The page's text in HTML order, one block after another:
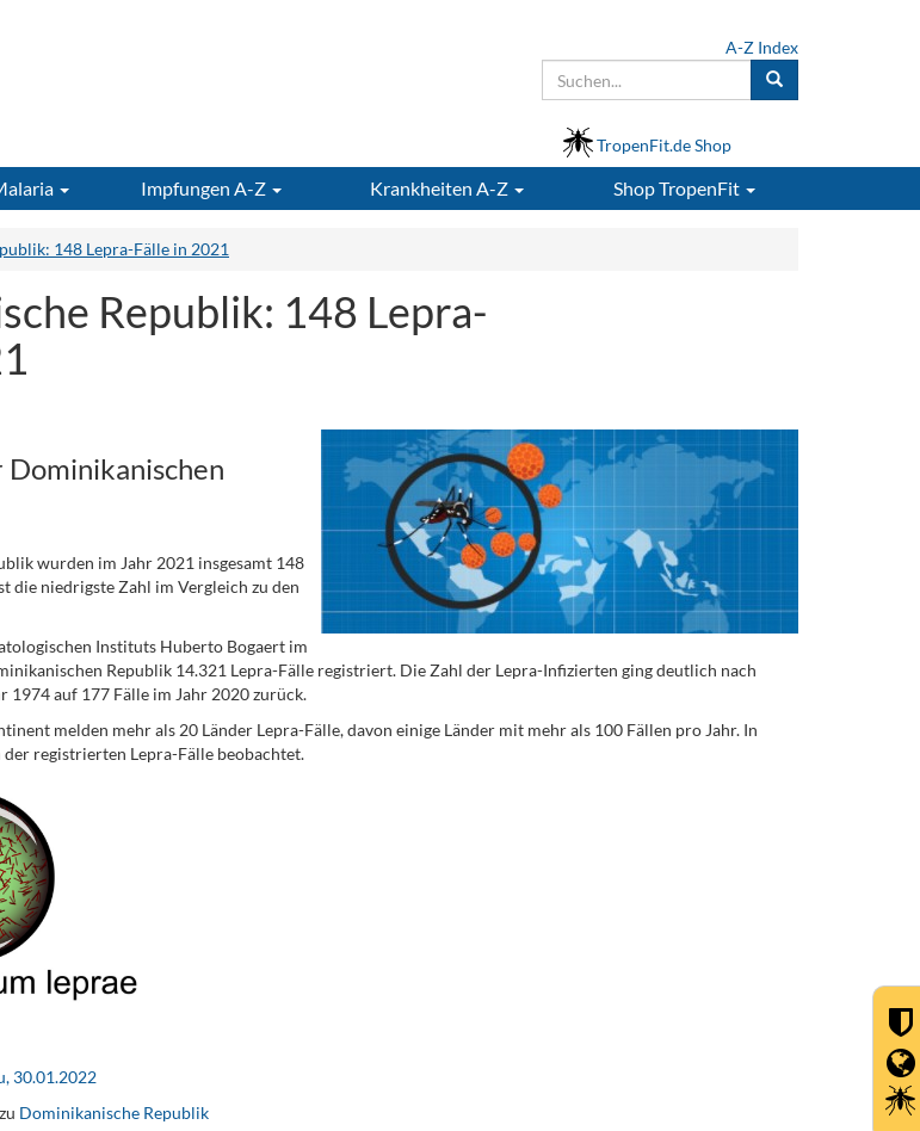
A-Z Index
TropenFit.de Shop
Impfungen A-Z Krankheiten A-Z ShopTropenFit
148 Lepra-Fälle in 2021
Republik: 148 Lepra-
Dominikanischen
wurden im Jahr 2021 insgesamt 148
die niedrigste Zahl im Vergleich zu den
Instituts Huberto Bogaert im
Republik 14.321 Lepra-Fälle registriert. Die Zahl der Lepra-Infizierten ging deutlich nach
1974 auf 177 Fälle im Jahr 2020 zurück.
melden mehr als 20 Länder Lepra-Fälle, davon einige Länder mit mehr als 100 Fällen pro Jahr. In
registrierten Lepra-Fälle beobachtet.
30.01.2022
Dominikanische Republik